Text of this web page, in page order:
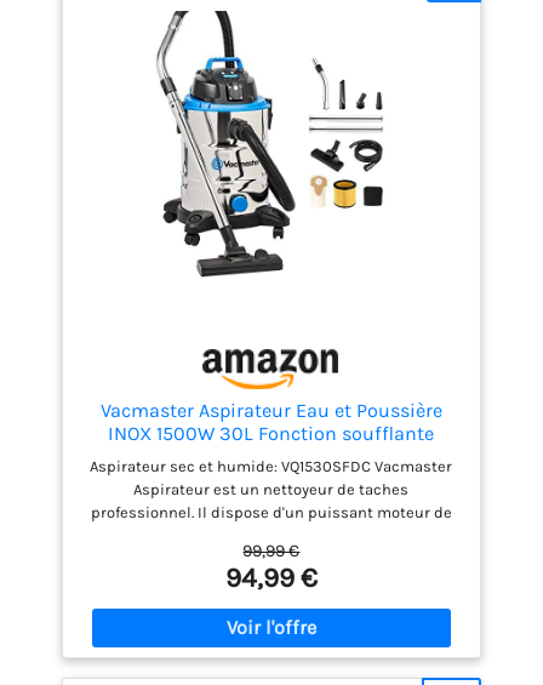
est robuste et polyvalent. Il peut être utilisé dans la
maison, le garage et l'atelier ou encore pour le
nettoyage de l'intérieur des voitures Composants
inclus : L'aspirateur eau et poussière wd 2 plus avec
un filtre cartouche, un sachet filtre ouate, un
suceur sol et fente, le flexible d'aspiration et 2
tubes d'aspiration
Vacmaster Aspirateur Eau et Poussière
INOX 1500W 30L Fonction soufflante
Aspirateur sec et humide: ‎VQ1530SFDC Vacmaster
Aspirateur est un nettoyeur de taches
professionnel. Il dispose d'un puissant moteur de
cartouche jetable pour, Idéal pour enlever
efficacement la saleté de votre maison et comme
aspirateur industriel professionnel,aspirateur
atelier Idéal pour les animaux de compagnie:
Particulièrement adapté aux personnes allergiques
et aux ménages avec des animaux ; profondeur des
99,99 €
94,99 €